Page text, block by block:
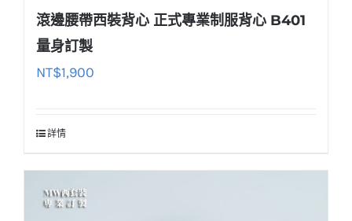
滾邊腰帶西裝背心 正式專業制服背心 B401
量身訂製
NT$1,900
詳情